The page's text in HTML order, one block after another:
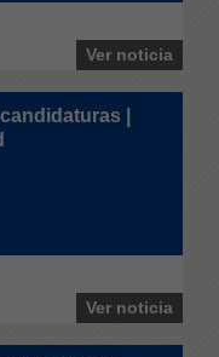
Ver noticia
|
Ver noticia